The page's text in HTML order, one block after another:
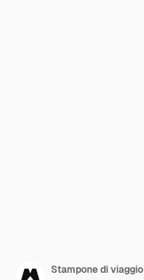
Stampone di viaggio